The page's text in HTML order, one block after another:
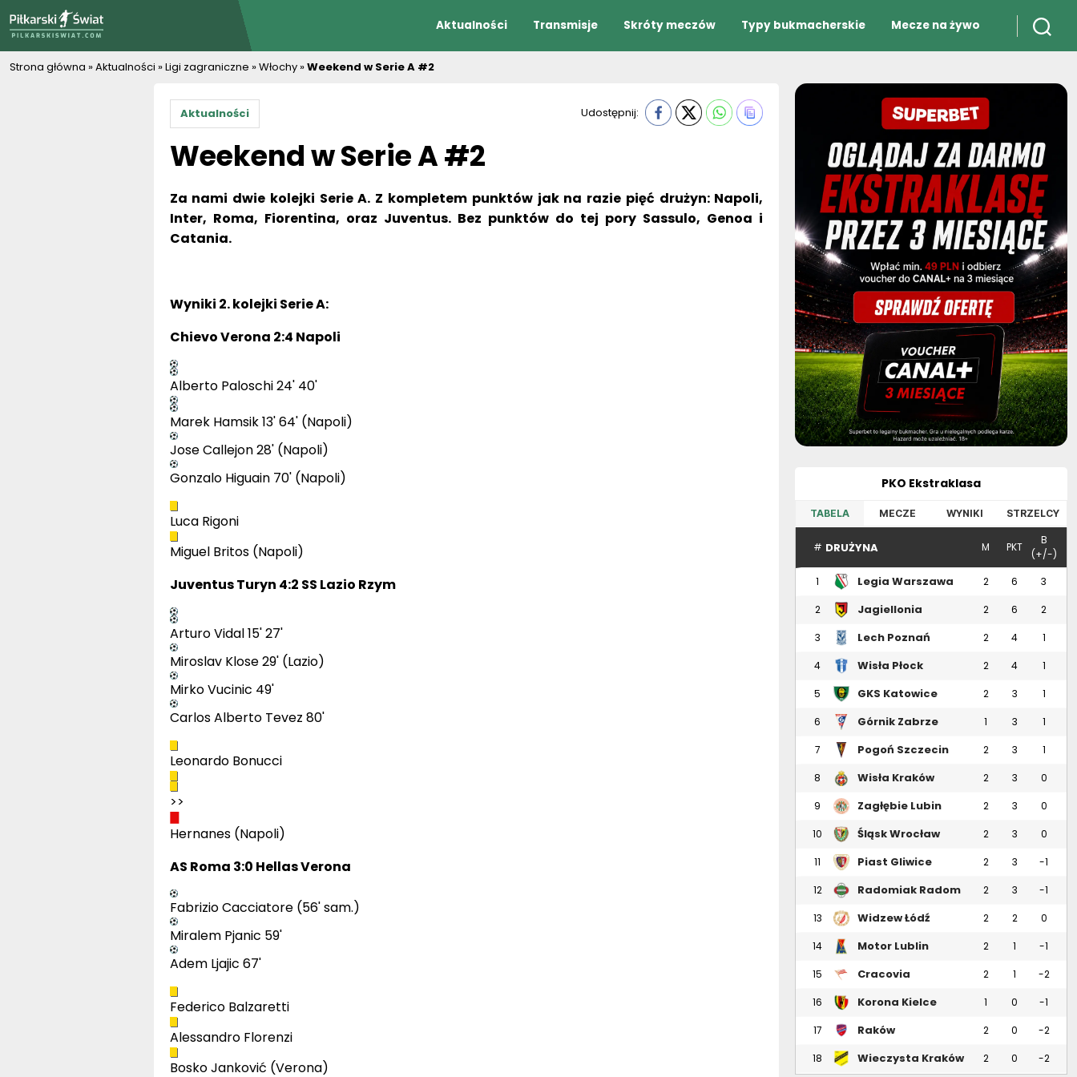
Aktualności Transmisje Skróty meczów Typy bukmacherskie Mecze na żywo
Strona główna »Aktualności »Ligi zagraniczne »Włochy »Weekend w Serie A #2
Aktualności Udostępnij:
Weekend w Serie A #2
Za nami dwie kolejki Serie A. Z kompletem punktów jak na razie pięć drużyn: Napoli,
Inter, Roma, Fiorentina, oraz Juventus. Bez punktów do tej pory Sassulo, Genoa i
Catania.
Wyniki 2. kolejki Serie A:
Chievo Verona 2:4 Napoli
Alberto Paloschi 24' 40'
Marek Hamsik 13' 64' (Napoli)
Jose Callejon 28' (Napoli)
Gonzalo Higuain 70' (Napoli)
Luca Rigoni
Miguel Britos (Napoli)
Juventus Turyn 4:2 SS Lazio Rzym
Arturo Vidal 15' 27'
Miroslav Klose 29' (Lazio)
Mirko Vucinic 49'
Carlos Alberto Tevez 80'
Leonardo Bonucci
>>
Hernanes (Napoli)
AS Roma 3:0 Hellas Verona
Fabrizio Cacciatore (56' sam.)
Miralem Pjanic 59'
Adem Ljajic 67'
Federico Balzaretti
Alessandro Florenzi
Bosko Janković (Verona)
PKO Ekstraklasa
TABELA MECZE WYNIKI STRZELCY
# DRUŻYNA M PKT
B
(+/-)
1
Legia Warszawa 2 6 3
2
Jagiellonia
2 6 2
3 Lech Poznań 2 4 1
4 Wisła Płock 2 4 1
5 GKS Katowice 2 3 1
6 Górnik Zabrze 1 3 1
7 Pogoń Szczecin 2 3 1
8 Wisła Kraków 2 3 0
9 Zagłębie Lubin 2 3 0
10 Śląsk Wrocław 2 3 0
11 Piast Gliwice 2 3 -1
12 Radomiak Radom 2 3 -1
13 Widzew Łódź 2 2 0
14 Motor Lublin 2 1 -1
15 Cracovia 2 1 -2
16 Korona Kielce 1 0 -1
17
Raków
2 0 -2
18 Wieczysta Kraków 2 0 -2